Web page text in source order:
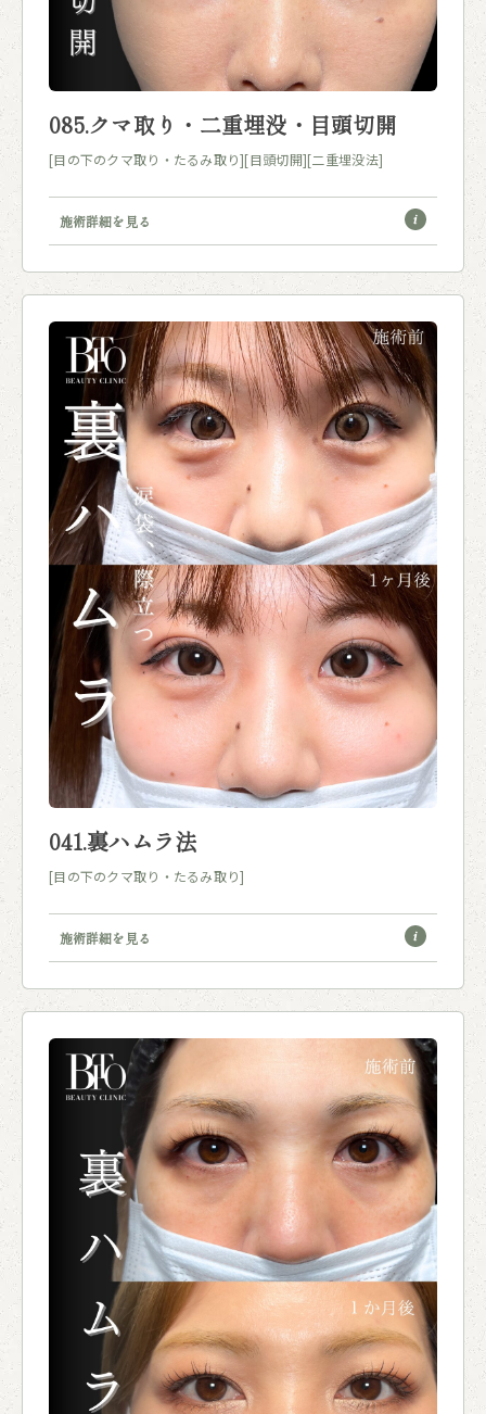
085.クマ取り・二重埋没・目頭切開
[目の下のクマ取り・たるみ取り][目頭切開][二重埋没法]
施術詳細を見る
041.裏ハムラ法
[目の下のクマ取り・たるみ取り]
施術詳細を見る